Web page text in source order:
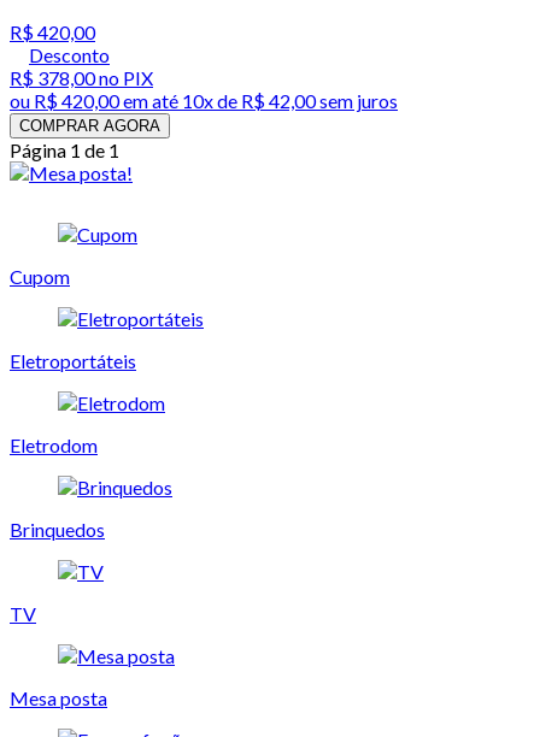
R$ 420,00
Desconto
R$ 378,00no PIX
ou R$ 420,00em até 10x de R$ 42,00 sem juros
COMPRAR AGORA
Página 1 de 1
Cupom
Eletroportáteis
Eletrodom
Brinquedos
TV
Mesa posta